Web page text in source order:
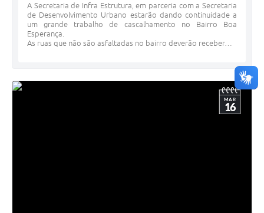
A Secretaria de Infra Estrutura, em parceria com a Secretaria
de Desenvolvimento Urbano estarão dando continuidade a
um grande trabalho de cascalhamento no Bairro Boa
Esperança.
As ruas que não são asfaltadas no bairro deverão receber…
MAR
16